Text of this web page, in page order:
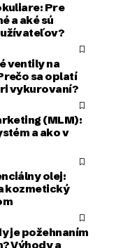
Pre
a aké sú
ventily na
sa oplatí
vykurovaní?
(MLM):
a ako v
olej:
kozmetický
je požehnaním
Výhody a